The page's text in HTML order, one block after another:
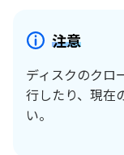
注意
ディスクのクロ
行したり、現在
い。